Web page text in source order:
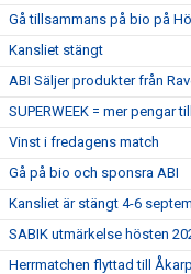
Gå tillsammans på bio på
Kansliet stängt
ABI Säljer produkter från
SUPERWEEK = mer pengar
Vinst i fredagens match
Gå på bio och sponsra ABI
Kansliet är stängt 4-6
SABIK utmärkelse hösten
Herrmatchen flyttad till Åkarp